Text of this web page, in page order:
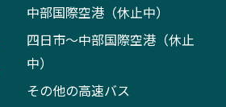
中部国際空港（休止中）
四日市～中部国際空港（休止
中）
その他の高速バス